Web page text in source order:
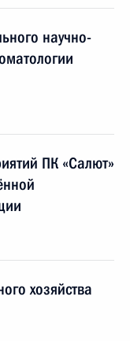
научно-
ПК «Салют»
хозяйства